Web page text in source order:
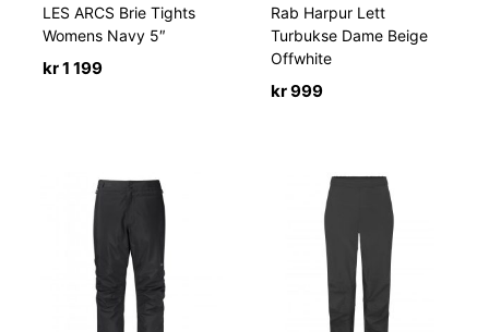
LES ARCS Brie Tights
Womens Navy 5″
kr1 199
Rab Harpur Lett
Turbukse Dame Beige
Offwhite
kr999